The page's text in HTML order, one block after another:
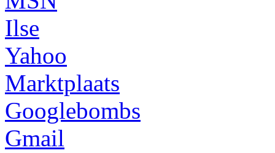
Ilse
Yahoo
Marktplaats
Googlebombs
Gmail